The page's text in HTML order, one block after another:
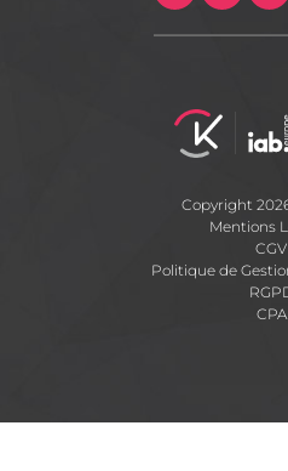
Copyright
Mentions
CGV
Politique de
CPA